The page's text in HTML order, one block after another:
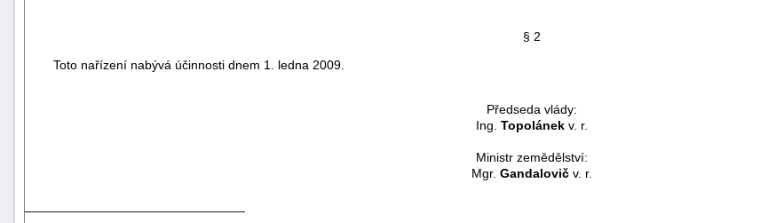
§ 2
Toto nařízení nabývá účinnosti dnem 1. ledna 2009.
Předseda vlády:
Ing. Topolánekv. r.
Ministr zemědělství:
Mgr. Gandalovičv. r.